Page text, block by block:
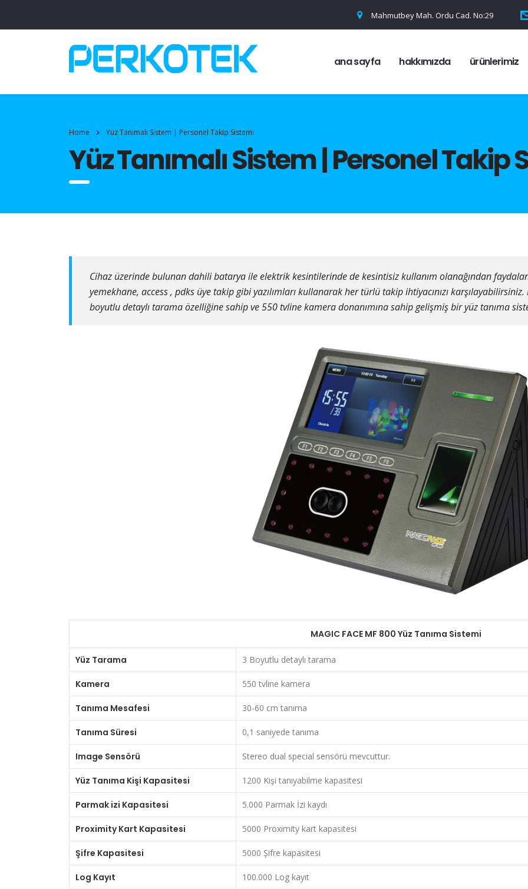
Mahmutbey Mah. Ordu Cad. No:29
ana sayfa hakkımızda ürünlerimiz
Home Yüz Tanımalı Sistem | Personel Takip Sistemi
Yüz Tanımalı Sistem | Personel Takip
Cihaz üzerinde bulunan dahili batarya ile elektrik kesintilerinde de kesintisiz kullanım olanağından
yemekhane, access , pdks üye takip gibi yazılımları kullanarak her türlü takip ihtiyacınızı
boyutlu detaylı tarama özelliğine sahip ve 550 tvline kamera donanımına sahip gelişmiş bir yüz tanıma
MAGIC FACE MF 800 Yüz Tanıma Sistemi
Yüz Tarama 3 Boyutlu detaylı tarama
Kamera 550 tvline kamera
Tanıma Mesafesi 30-60 cm tanıma
Tanıma Süresi 0,1 saniyede tanıma
Image Sensörü Stereo dual special sensörü mevcuttur.
Yüz Tanıma Kişi Kapasitesi 1200 Kişi tanıyabilme kapasitesi
Parmak izi Kapasitesi 5.000 Parmak İzi kaydı
Proximity Kart Kapasitesi 5000 Proximity kart kapasitesi
Şifre Kapasitesi 5000 Şifre kapasitesi
Log Kayıt 100.000 Log kayıt